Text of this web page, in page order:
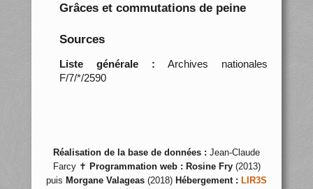
Grâces et commutations de peine
Sources
Liste générale : Archives nationales
F/7/*/2590
Réalisation de la base de données : Jean-Claude
Farcy ✝ Programmation web : Rosine Fry(2013)
puis Morgane Valageas (2018) Hébergement : LIR3S